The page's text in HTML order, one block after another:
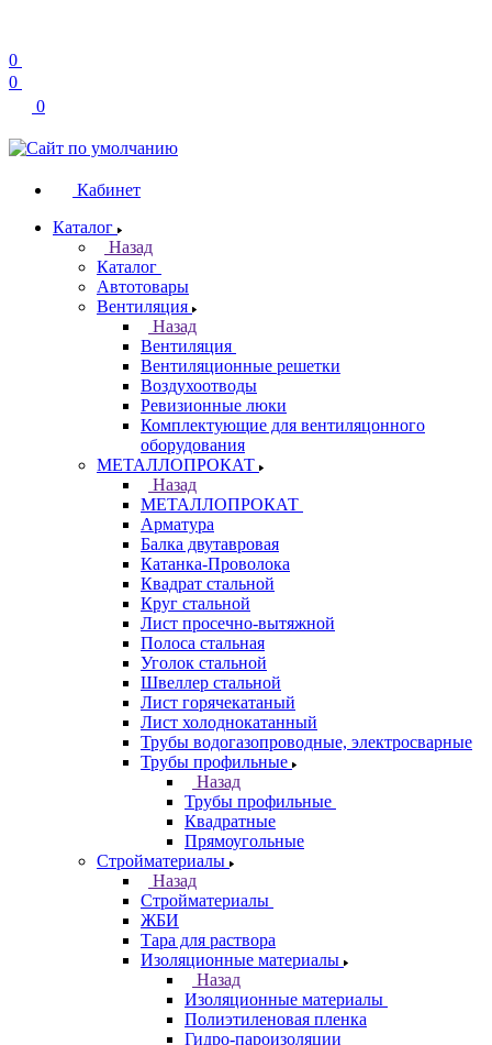
0
0
0
Кабинет
Каталог
Назад
Каталог
Автотовары
Вентиляция
Назад
Вентиляция
Вентиляционные решетки
Воздухоотводы
Ревизионные люки
Комплектующие для вентиляцонного
оборудования
МЕТАЛЛОПРОКАТ
Назад
МЕТАЛЛОПРОКАТ
Арматура
Балка двутавровая
Катанка-Проволока
Квадрат стальной
Круг стальной
Лист просечно-вытяжной
Полоса стальная
Уголок стальной
Швеллер стальной
Лист горячекатаный
Лист холоднокатанный
Трубы водогазопроводные, электросварные
Трубы профильные
Назад
Трубы профильные
Квадратные
Прямоугольные
Стройматериалы
Назад
Стройматериалы
ЖБИ
Тара для раствора
Изоляционные материалы
Назад
Изоляционные материалы
Полиэтиленовая пленка
Гидро-пароизоляции